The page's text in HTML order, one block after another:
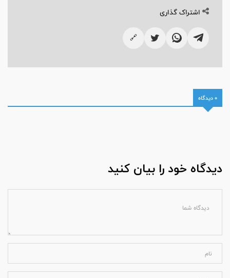
اشتراک گذاری
🔗
0 دیدگاه
دیدگاه خود را بیان کنید